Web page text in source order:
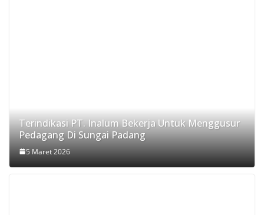
Terindikasi PT. Inalum Bekerja Untuk Menggusur
Pedagang Di Sungai Padang
5 Maret 2026